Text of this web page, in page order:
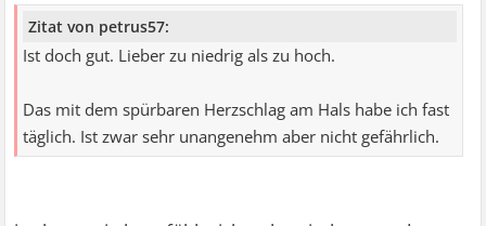
Zitat von petrus57:
Ist doch gut. Lieber zu niedrig als zu hoch.
Das mit dem spürbaren Herzschlag am Hals habe ich fast
täglich. Ist zwar sehr unangenehm aber nicht gefährlich.